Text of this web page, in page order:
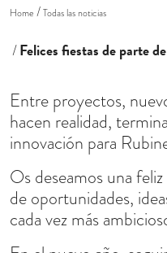
Home Todas las noticias
Felices fiestas de parte
Entre proyectos,
hacen realidad,
innovación para
Os deseamos una
de oportunidades,
cada vez más